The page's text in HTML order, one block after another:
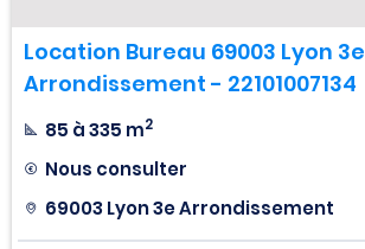
Location Bureau 69003 Lyon 3e
Arrondissement - 22101007134
85 à 335 m2
Nous consulter
69003 Lyon 3e Arrondissement